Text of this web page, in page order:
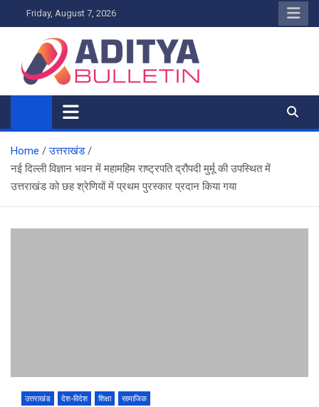
to
Friday, August 7, 2026
Home
उत्तराखंड
नई दिल्ली विज्ञान भवन में महामहिम राष्ट्रपति द्रौपदी मुर्मू की उपस्थित में
उत्तराखंड को छह श्रेणियों में प्रथम पुरस्कार प्रदान किया गया
उत्तराखंड देश-विदेश शिक्षा सामाजिक